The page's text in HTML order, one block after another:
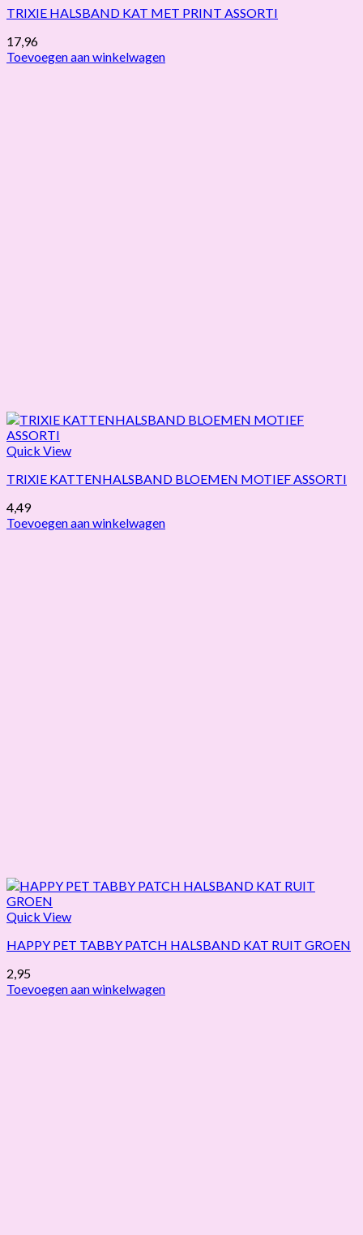
TRIXIE HALSBAND KAT MET PRINT ASSORTI
17,96
Toevoegen aan winkelwagen
Quick View
TRIXIE KATTENHALSBAND BLOEMEN MOTIEF ASSORTI
4,49
Toevoegen aan winkelwagen
Quick View
HAPPY PET TABBY PATCH HALSBAND KAT RUIT GROEN
2,95
Toevoegen aan winkelwagen